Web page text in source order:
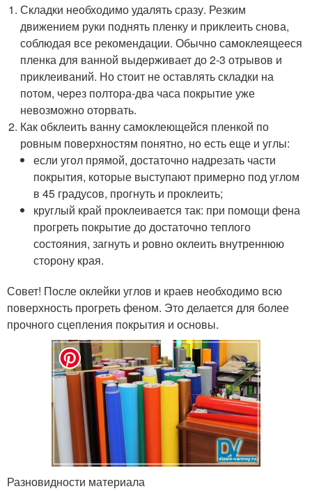
Складки необходимо удалять сразу. Резким
движением руки поднять пленку и приклеить снова,
соблюдая все рекомендации. Обычно самоклеящееся
пленка для ванной выдерживает до 2-3 отрывов и
приклеиваний. Но стоит не оставлять складки на
потом, через полтора-два часа покрытие уже
невозможно оторвать.
Как обклеить ванну самоклеющейся пленкой по
ровным поверхностям понятно, но есть еще и углы:
если угол прямой, достаточно надрезать части
покрытия, которые выступают примерно под углом
в 45 градусов, прогнуть и проклеить;
круглый край проклеивается так: при помощи фена
прогреть покрытие до достаточно теплого
состояния, загнуть и ровно оклеить внутреннюю
сторону края.
Совет! После оклейки углов и краев необходимо всю
поверхность прогреть феном. Это делается для более
прочного сцепления покрытия и основы.
Разновидности материала